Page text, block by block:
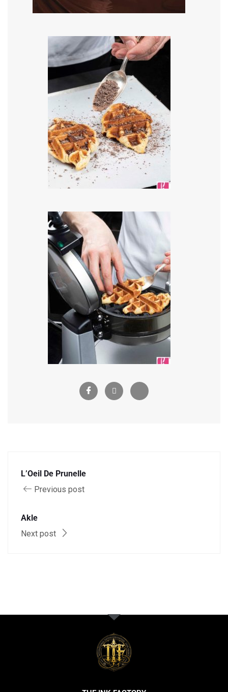
L’Oeil De Prunelle
Previous post
Akle
Next post